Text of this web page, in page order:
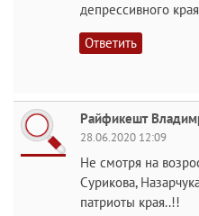
депрессивного
Ответить
Райфикешт
28.06.2020 12:09
Не смотря на
Сурикова,
патриоты края..!!